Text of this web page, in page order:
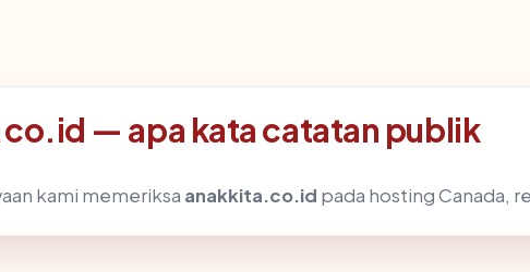
— apa kata catatan publik
kami memeriksa anakkita.co.id pada hosting Canada,